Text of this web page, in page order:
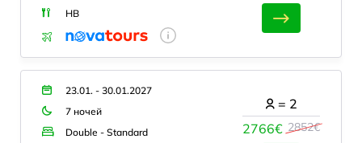
HB
23.01. - 30.01.2027
7 ночей
Double - Standard
2766€ 2852€
= 2